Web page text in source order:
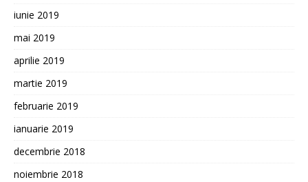
iunie 2019
mai 2019
aprilie 2019
martie 2019
februarie 2019
ianuarie 2019
decembrie 2018
noiembrie 2018